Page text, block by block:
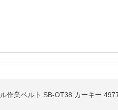
作業ベルト SB-OT38 カーキー